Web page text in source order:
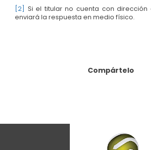
[2]
Si el titular no cuenta con dirección
enviará la respuesta en medio físico.
Compártelo